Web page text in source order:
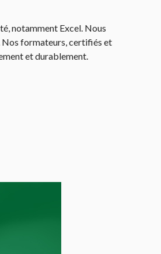
notamment Excel. Nous
Nos formateurs, certifiés et
et durablement.